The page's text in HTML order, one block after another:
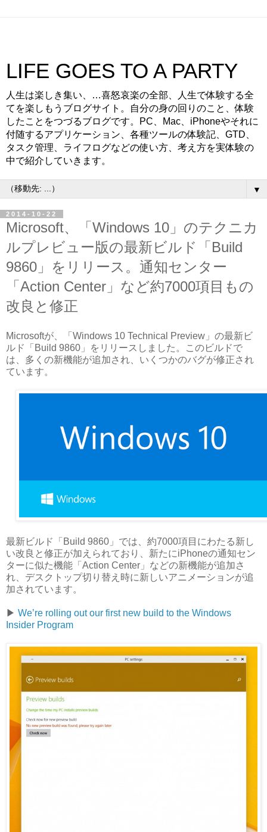
LIFE GOES TO A PARTY
人生は楽しき集い、…喜怒哀楽の全部、人生で体験する全
てを楽しもうブログサイト。自分の身の回りのこと、体験
したことをつづるブログです。PC、Mac、iPhoneやそれに
付随するアプリケーション、各種ツールの体験記、GTD、
タスク管理、ライフログなどの使い方、考え方を実体験の
中で紹介していきます。
▼
2014-10-22
Microsoft、「Windows 10」のテクニカ
ルプレビュー版の最新ビルド「Build
9860」をリリース。通知センター
「Action Center」など約7000項目もの
改良と修正
Microsoftが、「Windows 10 Technical Preview」の最新ビ
ルド「Build 9860」をリリースしました。このビルドで
は、多くの新機能が追加され、いくつかのバグが修正され
ています。
最新ビルド「Build 9860」では、約7000項目にわたる新し
い改良と修正が加えられており、新たにiPhoneの通知セン
ターに似た機能「Action Center」などの新機能が追加さ
れ、デスクトップ切り替え時に新しいアニメーションが追
加されています。
▶︎ We’re rolling out our first new build to the Windows
Insider Program